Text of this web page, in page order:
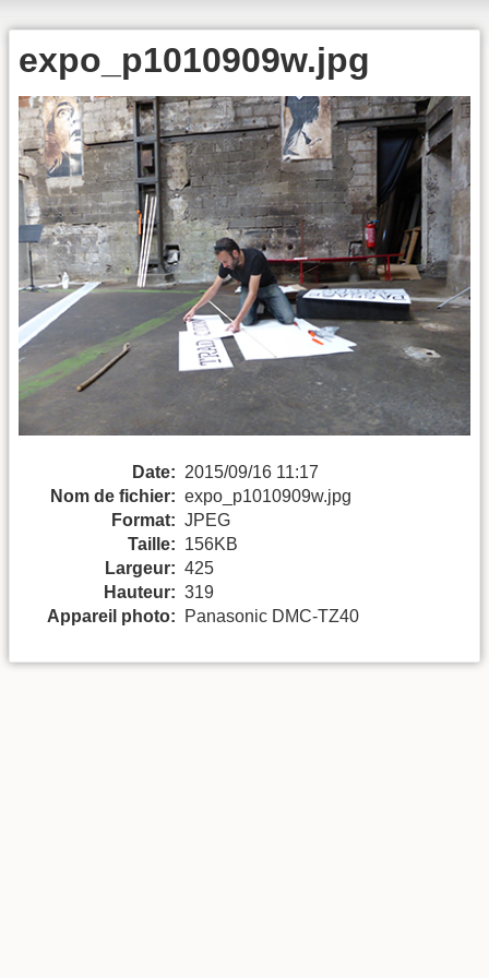
expo_p1010909w.jpg
Date: 2015/09/16 11:17
Nom de fichier: expo_p1010909w.jpg
Format: JPEG
Taille: 156KB
Largeur: 425
Hauteur: 319
Appareil photo:
Panasonic DMC-TZ40